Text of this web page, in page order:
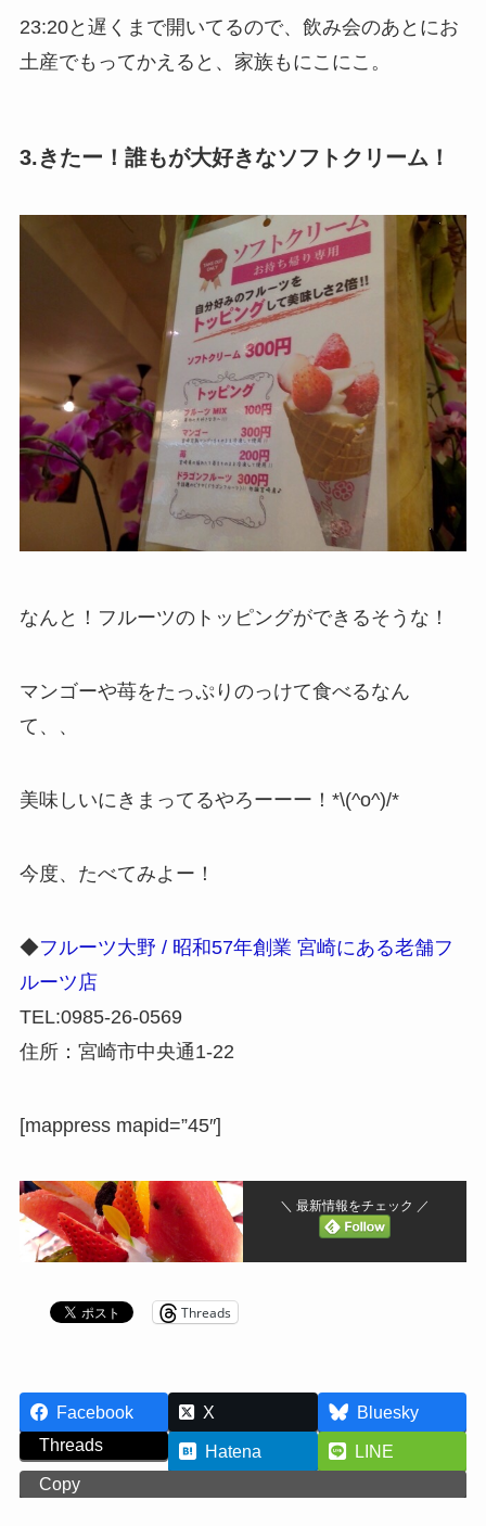
23:20と遅くまで開いてるので、飲み会のあとにお
土産でもってかえると、家族もにこにこ。
3.きたー！誰もが大好きなソフトクリーム！
なんと！フルーツのトッピングができるそうな！
マンゴーや苺をたっぷりのっけて食べるなん
て、、
美味しいにきまってるやろーーー！*\(^o^)/*
今度、たべてみよー！
◆フルーツ大野 / 昭和57年創業 宮崎にある老舗フ
ルーツ店
TEL:0985-26-0569
住所：宮崎市中央通1-22
[mappress mapid=”45″]
＼ 最新情報をチェック ／
Threads
Facebook X
Bluesky
Threads
Hatena
LINE
Copy